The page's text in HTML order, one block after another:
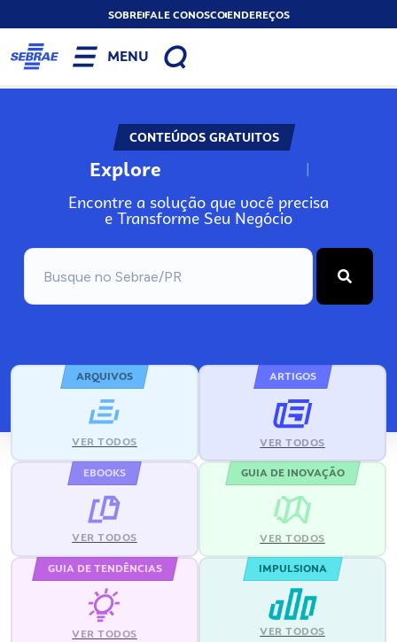
SOBREFALE CONOSCOENDEREÇOS
MENU
CONTEÚDOS GRATUITOS
Explore N
Encontre a solução que você precisa
e Transforme Seu Negócio
ARQUIVOS
VER TODOS
ARTIGOS
VER TODOS
EBOOKS
VER TODOS
GUIA DE INOVAÇÃO
VER TODOS
GUIA DE TENDÊNCIAS
VER TODOS
IMPULSIONA
VER TODOS